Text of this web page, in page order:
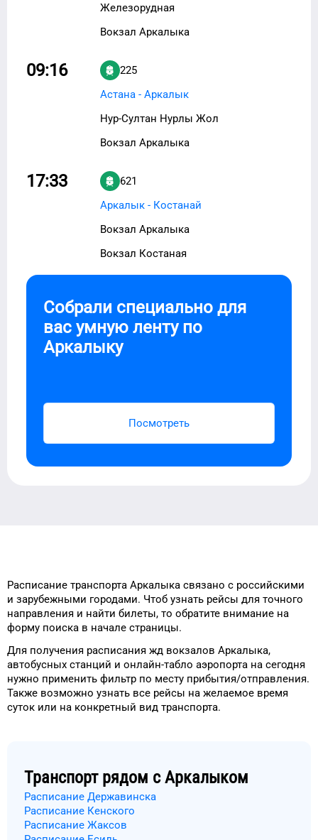
Железорудная
Вокзал Аркалыка
09:16
225
Астана - Аркалык
Нур-Султан Нурлы Жол
Вокзал Аркалыка
17:33
621
Аркалык - Костанай
Вокзал Аркалыка
Вокзал Костаная
Собрали специально для
вас умную ленту по
Аркалыку
Посмотреть
Расписание транспорта Аркалыка связано с российскими
и зарубежными городами. Чтоб узнать рейсы для точного
направления и найти билеты, то обратите внимание на
форму поиска в начале страницы.
Для получения расписания жд вокзалов Аркалыка,
автобусных станций и онлайн-табло аэропорта на сегодня
нужно применить фильтр по месту прибытия/отправления.
Также возможно узнать все рейсы на желаемое время
суток или на конкретный вид транспорта.
Транспорт рядом с Аркалыком
Расписание Державинска
Расписание Кенского
Расписание Жаксов